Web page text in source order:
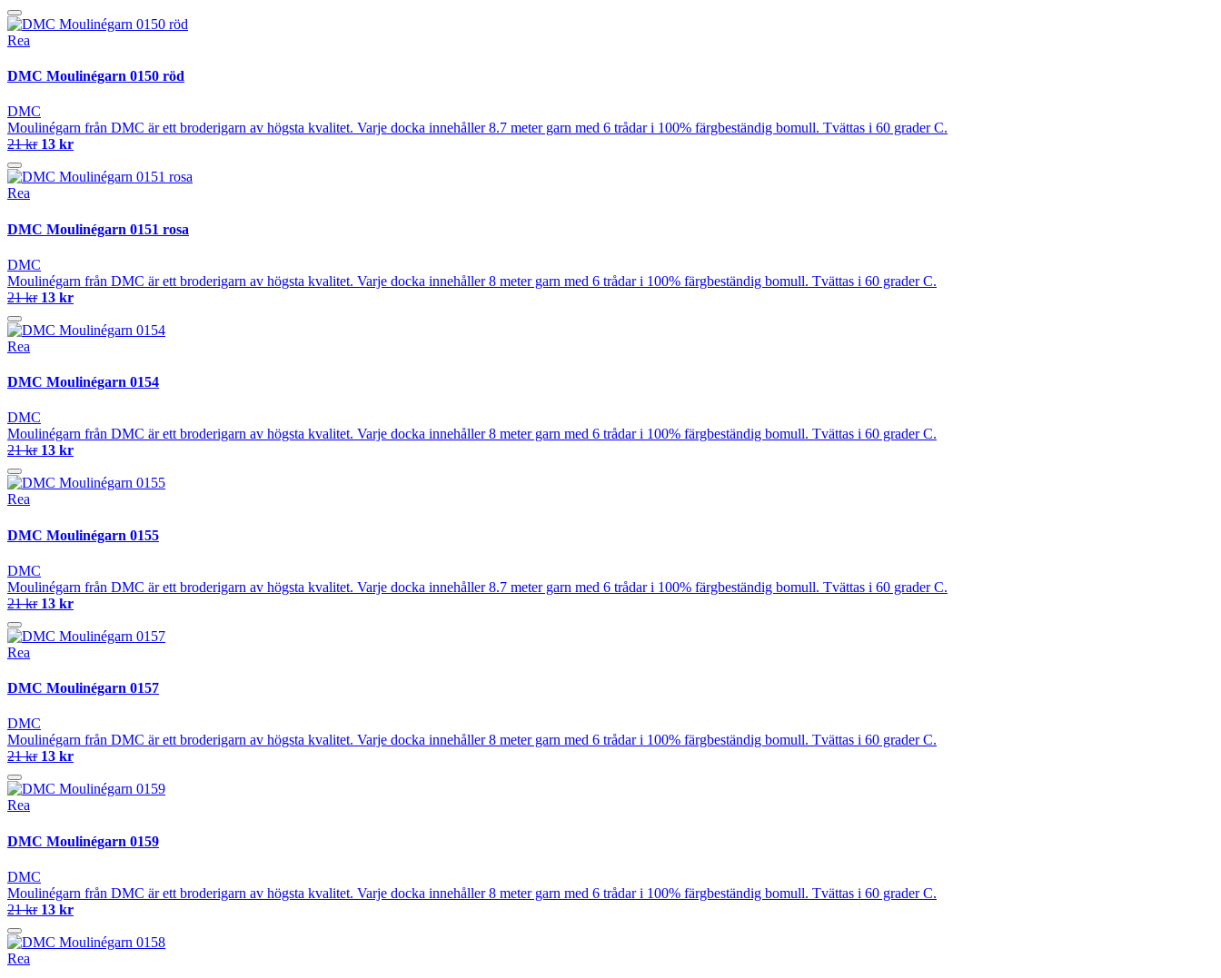
Rea
DMC Moulinégarn 0150 röd
DMC
Moulinégarn från DMC är ett broderigarn av högsta kvalitet. Varje docka innehåller 8.7 meter garn med 6 trådar i 100% färgbeständig bomull. Tvättas i 60 grader C.
21 kr 13 kr
Rea
DMC Moulinégarn 0151 rosa
DMC
Moulinégarn från DMC är ett broderigarn av högsta kvalitet. Varje docka innehåller 8 meter garn med 6 trådar i 100% färgbeständig bomull. Tvättas i 60 grader C.
21 kr 13 kr
Rea
DMC Moulinégarn 0154
DMC
Moulinégarn från DMC är ett broderigarn av högsta kvalitet. Varje docka innehåller 8 meter garn med 6 trådar i 100% färgbeständig bomull. Tvättas i 60 grader C.
21 kr 13 kr
Rea
DMC Moulinégarn 0155
DMC
Moulinégarn från DMC är ett broderigarn av högsta kvalitet. Varje docka innehåller 8.7 meter garn med 6 trådar i 100% färgbeständig bomull. Tvättas i 60 grader C.
21 kr 13 kr
Rea
DMC Moulinégarn 0157
DMC
Moulinégarn från DMC är ett broderigarn av högsta kvalitet. Varje docka innehåller 8 meter garn med 6 trådar i 100% färgbeständig bomull. Tvättas i 60 grader C.
21 kr 13 kr
Rea
DMC Moulinégarn 0159
DMC
Moulinégarn från DMC är ett broderigarn av högsta kvalitet. Varje docka innehåller 8 meter garn med 6 trådar i 100% färgbeständig bomull. Tvättas i 60 grader C.
21 kr 13 kr
Rea